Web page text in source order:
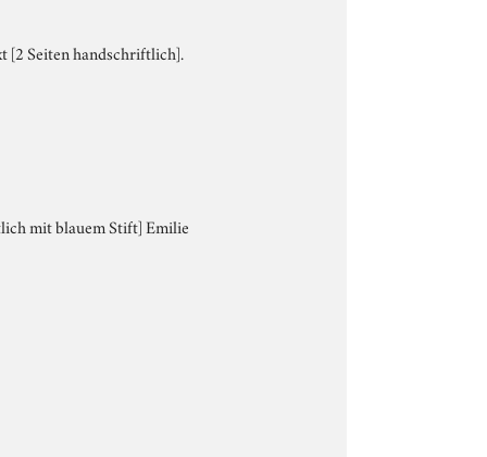
[2 Seiten handschriftlich].
mit blauem Stift] Emilie